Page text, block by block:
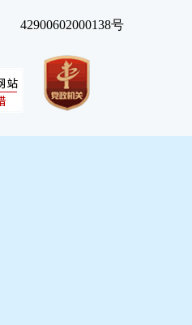
42900602000138号